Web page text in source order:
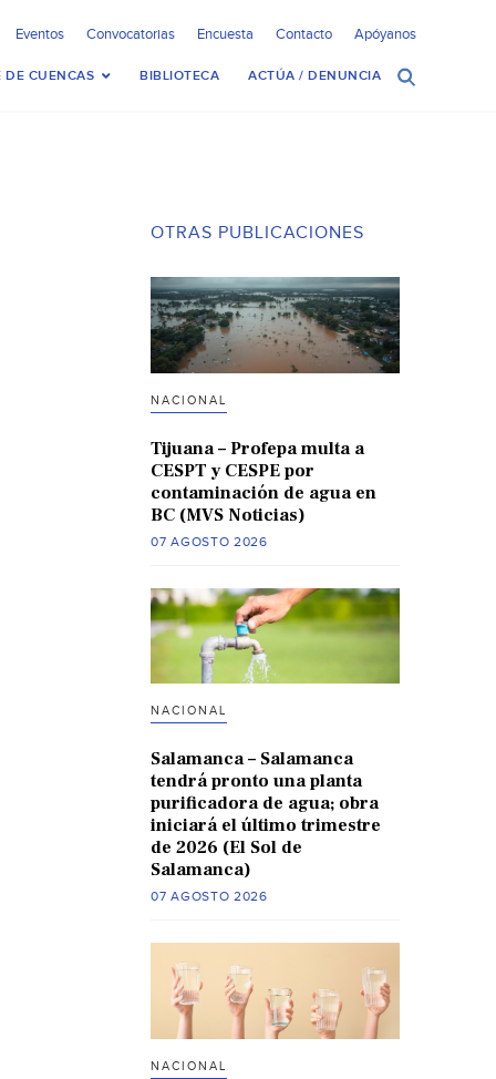
Eventos Convocatorias Encuesta Contacto Apóyanos
DE CUENCAS BIBLIOTECA ACTÚA / DENUNCIA
OTRAS PUBLICACIONES
NACIONAL
Tijuana – Profepa multa a
CESPT y CESPE por
contaminación de agua en
BC (MVS Noticias)
07 AGOSTO 2026
NACIONAL
Salamanca – Salamanca
tendrá pronto una planta
purificadora de agua; obra
iniciará el último trimestre
de 2026 (El Sol de
Salamanca)
07 AGOSTO 2026
NACIONAL